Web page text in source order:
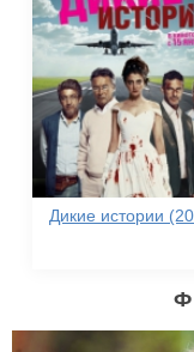
Дикие истории